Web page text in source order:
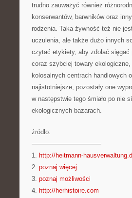
trudno zauważyć również
konserwantów, barwników oraz
rodzenia. Taka żywność też nie
uczulenia, ale także dużo innych
czytać etykiety, aby zdołać sięgać
coraz szybciej towary
kolosalnych centrach handlowych
najistotniejsze, pozostały one
w następstwie tego śmiało po nie
ekologicznych bazarach.
źródło:
———————————
1. http://heitmann-
2. poznaj więcej
3. poznaj możliwości
4. http://herhistoire.com